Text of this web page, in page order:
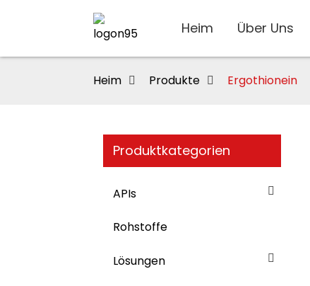
Heim Über Uns
Heim Produkte Ergothionein
Produktkategorien
APIs
Rohstoffe
Lösungen
Loading...
Loading...